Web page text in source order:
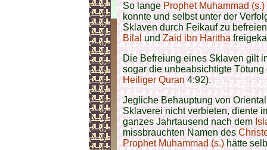
So langeProphet Muhammad (s.)
konnte und selbst unter der
Sklaven durch Feikauf zu
BilalundZaid ibn Haritha
Die Befreiung eines Sklaven gilt
sogar die unbeabsichtigte
Heiliger Quran4:92).
Jegliche Behauptung von
Sklaverei nicht verbieten, diente
ganzes Jahrtausend nach dem
missbrauchten Namen des
Prophet Muhammad (s.)hätte